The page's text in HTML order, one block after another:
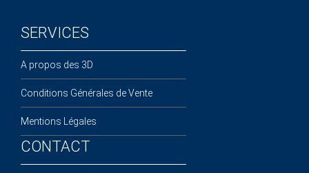
SERVICES
A propos des 3D
Conditions Générales de Vente
Mentions Légales
CONTACT